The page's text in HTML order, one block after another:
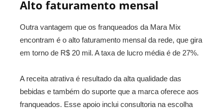
Alto faturamento mensal
Outra vantagem que os franqueados da Mara Mix
encontram é o alto faturamento mensal da rede, que gira
em torno de R$ 20 mil. A taxa de lucro média é de 27%.
A receita atrativa é resultado da alta qualidade das
bebidas e também do suporte que a marca oferece aos
franqueados. Esse apoio inclui consultoria na escolha